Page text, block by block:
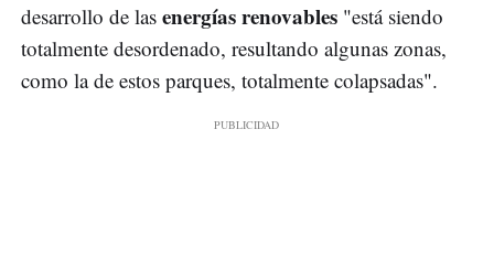
desarrollo de las energías renovables "está siendo
totalmente desordenado, resultando algunas zonas,
como la de estos parques, totalmente colapsadas".